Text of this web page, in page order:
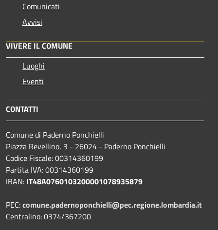
Comunicati
Avvisi
VIVERE IL COMUNE
Luoghi
Eventi
CONTATTI
Comune di Paderno Ponchielli
Piazza Revellino, 3 - 26024 - Paderno Ponchielli
Codice Fiscale: 00314360199
Partita IVA: 00314360199
IBAN: IT48A0760103200001078935879
PEC:comune.padernoponchielli@pec.regione.lombardia.it
Centralino: 0374/367200